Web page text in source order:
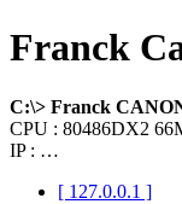
Franck
C:\> Franck
CPU : 80486DX2
IP : …
[ 127.0.0.1 ]